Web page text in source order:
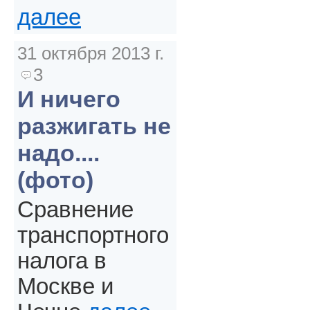
далее
31 октября 2013 г.
3
И ничего
разжигать не
надо....
(фото)
Сравнение
транспортного
налога в
Москве и